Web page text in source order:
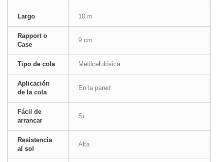
Largo 10 m
Rapport o
Case
9 cm
Tipo de cola Metilcelulósica
Aplicación
de la cola
En la pared
Fácil de
arrancar
Sí
Resistencia
al sol
Alta